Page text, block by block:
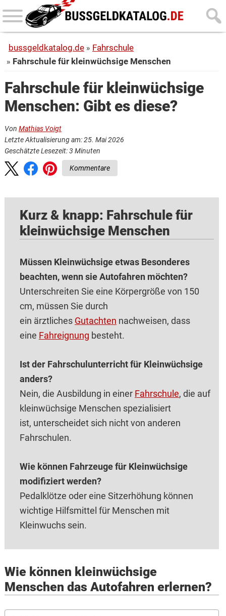
Skip
to
content
Skip
to
sidebar
bussgeldkatalog.de
Fahrschule
Fahrschule für kleinwüchsige Menschen
Fahrschule für kleinwüchsige
Menschen: Gibt es diese?
Von Mathias Voigt
Letzte Aktualisierung am: 25. Mai 2026
Geschätzte Lesezeit:3 Minuten
Kommentare
Kurz & knapp: Fahrschule für
kleinwüchsige Menschen
Müssen Kleinwüchsige etwas Besonderes
beachten, wenn sie Autofahren möchten?
Unterschreiten Sie eine Körpergröße von 150
cm, müssen Sie durch
ein ärztliches Gutachten nachweisen, dass
eine Fahreignung besteht.
Ist der Fahrschulunterricht für Kleinwüchsige
anders?
Nein, die Ausbildung in einer Fahrschule, die auf
kleinwüchsige Menschen spezialisiert
ist, unterscheidet sich nicht von anderen
Fahrschulen.
Wie können Fahrzeuge für Kleinwüchsige
modifiziert werden?
Pedalklötze oder eine Sitzerhöhung können
wichtige Hilfsmittel für Menschen mit
Kleinwuchs sein.
Wie können kleinwüchsige
Menschen das Autofahren erlernen?